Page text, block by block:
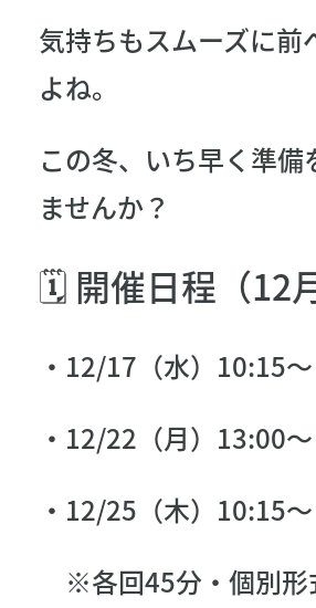
気持ちもスムーズに前
よね。
この冬、いち早く準備
ませんか？
🗓 開催日程（12月
・12/17（水）10:15〜
・12/22（月）13:00〜
・12/25（木）10:15〜
※各回45分・個別形